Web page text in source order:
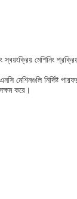
মেশিনিং
মেশিনগুলি নির্দিষ্ট
করে।